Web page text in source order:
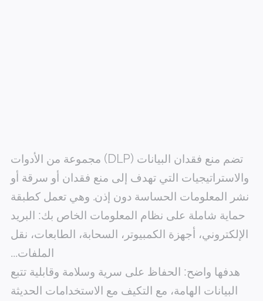
تضم منع فقدان البيانات (DLP) مجموعة من الأدوات
والاستراتيجيات التي تهدف إلى منع فقدان أو سرقة أو
نشر المعلومات الحساسة دون إذن. وهي تعمل كطبقة
حماية شاملة على نظام المعلومات الخاص بك: البريد
الإلكتروني، أجهزة الكمبيوتر، السحابة، الطابعات، نقل
الملفات...
هدفها واضح: الحفاظ على سرية وسلامة وقابلية تتبع
البيانات الهامة، مع التكيف مع الاستخدامات الحديثة